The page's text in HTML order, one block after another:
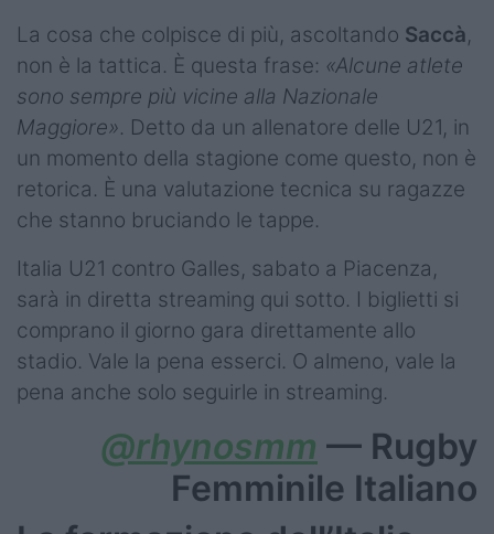
La cosa che colpisce di più, ascoltando Saccà,
non è la tattica. È questa frase: «Alcune atlete
sono sempre più vicine alla Nazionale
Maggiore». Detto da un allenatore delle U21, in
un momento della stagione come questo, non è
retorica. È una valutazione tecnica su ragazze
che stanno bruciando le tappe.
Italia U21 contro Galles, sabato a Piacenza,
sarà in diretta streaming qui sotto. I biglietti si
comprano il giorno gara direttamente allo
stadio. Vale la pena esserci. O almeno, vale la
pena anche solo seguirle in streaming.
@rhynosmm — Rugby
Femminile Italiano